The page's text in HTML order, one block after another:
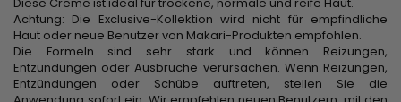
Achtung: Die Exclusive-Kollektion wird nicht für empfindliche
Haut oder neue Benutzer von Makari-Produkten empfohlen.
Die Formeln sind sehr stark und können Reizungen,
Entzündungen oder Ausbrüche verursachen. Wenn Reizungen,
Entzündungen oder Schübe auftreten, stellen Sie die